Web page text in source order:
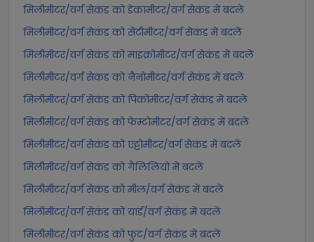
मिलीमीटर/वर्ग सेकंड को डेकामीटर/वर्ग सेकंड में बदलें
मिलीमीटर/वर्ग सेकंड को सेंटीमीटर/वर्ग सेकंड में बदलें
मिलीमीटर/वर्ग सेकंड को माइक्रोमीटर/वर्ग सेकंड में बदलें
मिलीमीटर/वर्ग सेकंड को नैनोमीटर/वर्ग सेकंड में बदलें
मिलीमीटर/वर्ग सेकंड को पिकोमीटर/वर्ग सेकंड में बदलें
मिलीमीटर/वर्ग सेकंड को फेम्टोमीटर/वर्ग सेकंड में बदलें
मिलीमीटर/वर्ग सेकंड को एट्टोमीटर/वर्ग सेकंड में बदलें
मिलीमीटर/वर्ग सेकंड को गैलिलियो में बदलें
मिलीमीटर/वर्ग सेकंड को मील/वर्ग सेकंड में बदलें
मिलीमीटर/वर्ग सेकंड को यार्ड/वर्ग सेकंड में बदलें
मिलीमीटर/वर्ग सेकंड को फुट/वर्ग सेकंड में बदलें